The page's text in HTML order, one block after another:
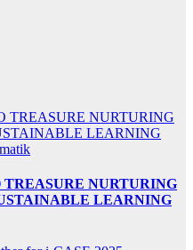
TREASURE NURTURING
LEARNING